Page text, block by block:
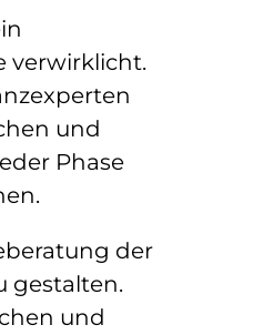
verwirklicht.
und
Phase
der
gestalten.
und